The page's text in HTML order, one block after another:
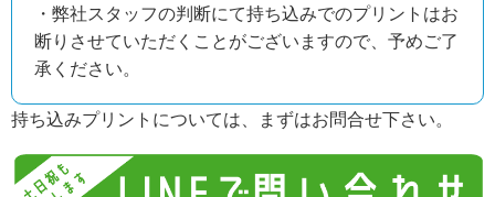
・弊社スタッフの判断にて持ち込みでのプリントはお
断りさせていただくことがございますので、予めご了
承ください。
持ち込みプリントについては、まずはお問合せ下さい。